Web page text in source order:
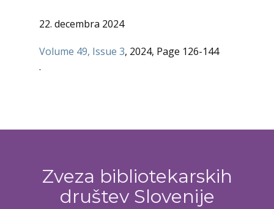
22. decembra 2024
Volume 49, Issue 3, 2024, Page 126-144
.
Zveza bibliotekarskih
društev Slovenije